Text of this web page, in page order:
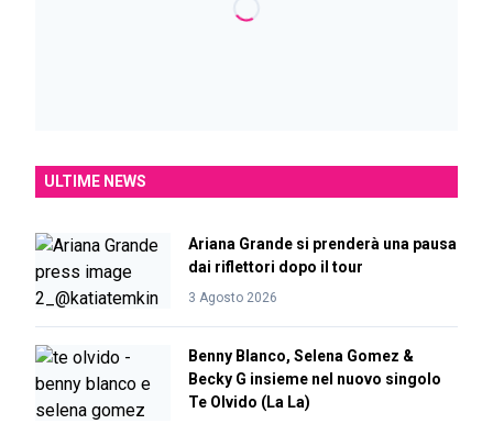
ULTIME NEWS
Ariana Grande si prenderà una pausa
dai riflettori dopo il tour
3 Agosto 2026
Benny Blanco, Selena Gomez &
Becky G insieme nel nuovo singolo
Te Olvido (La La)